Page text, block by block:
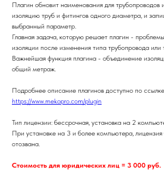
Плагин обновит наименования для трубопроводов
изоляцию труб и фитингов одного диаметра, и
выбранный параметр.
Главная задача, которую решает плагин -
изоляции после изменения типа трубопровода или
Важнейшая функция плагина - объединение
общий метраж.
Подробнее описание плагинов доступно по
https://www.mekopro.com/plugin
Тип лицензии: бессрочная, установка на 2
При установке на 3 и более компьютера, лицензия
отозвана.
Стоимость для юридических лиц = 3 000 руб.